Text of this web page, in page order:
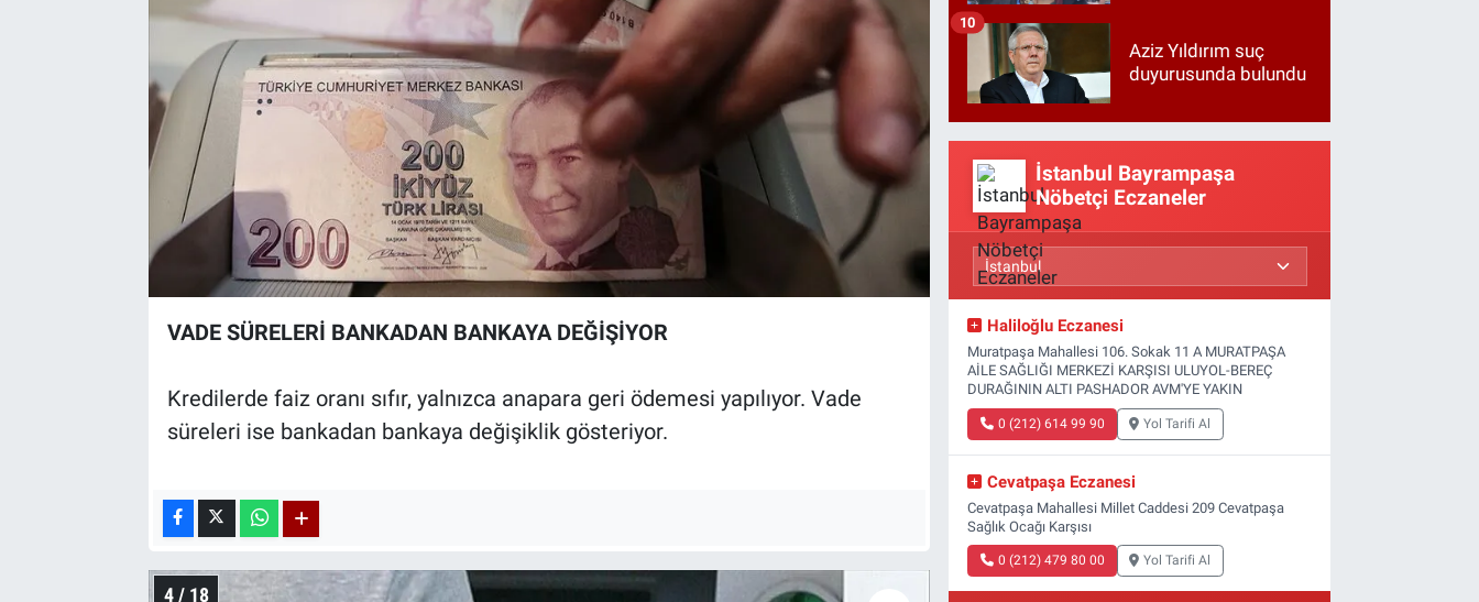
VADE SÜRELERİ BANKADAN BANKAYA DEĞİŞİYOR
Kredilerde faiz oranı sıfır, yalnızca anapara geri ödemesi yapılıyor. Vade
süreleri ise bankadan bankaya değişiklik gösteriyor.
4 / 18
Aziz Yıldırım suç
duyurusunda bulundu
10
İstanbul Bayrampaşa
Nöbetçi Eczaneler
Haliloğlu Eczanesi
Muratpaşa Mahallesi 106. Sokak 11 A MURATPAŞA
AİLE SAĞLIĞI MERKEZİ KARŞISI ULUYOL-BEREÇ
DURAĞININ ALTI PASHADOR AVM'YE YAKIN
0 (212) 614 99 90 Yol Tarifi Al
Cevatpaşa Eczanesi
Cevatpaşa Mahallesi Millet Caddesi 209 Cevatpaşa
Sağlık Ocağı Karşısı
0 (212) 479 80 00 Yol Tarifi Al